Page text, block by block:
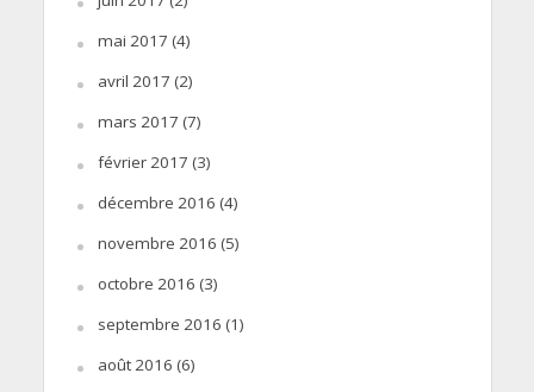
mai 2017 (4)
avril 2017 (2)
mars 2017 (7)
février 2017 (3)
décembre 2016 (4)
novembre 2016 (5)
octobre 2016 (3)
septembre 2016 (1)
août 2016 (6)